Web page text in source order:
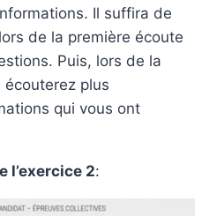
Il suffira de
de la première écoute
Puis, lors de la
plus
qui vous ont
l’exercice 2: